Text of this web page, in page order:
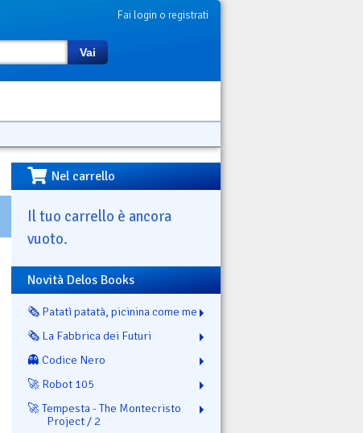
Fai login o registrati
Vai
Nel carrello
Il tuo carrello è ancora
vuoto.
Novità Delos Books
🗞️ Patatì patatà, picinina come me
🗞️ La Fabbrica dei Futuri
👻 Codice Nero
🚀 Robot 105
🚀 Tempesta - The Montecristo
Project / 2